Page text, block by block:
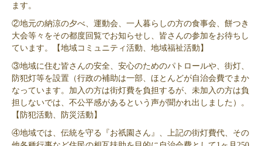
ます。
②地元の納涼の夕べ、運動会、一人暮らしの方の食事会、餅つき
大会等々をその都度回覧でお知らせし、皆さんの参加をお待ちし
ています。【地域コミュニティ活動、地域福祉活動】
③地域に住む皆さんの安全、安心のためのパトロールや、街灯、
防犯灯等を設置（行政の補助は一部、ほとんどが自治会費でまか
なっています。加入の方は街灯費を負担するが、未加入の方は負
担しないでは、不公平感があるという声が聞かれ出しました）。
【防犯活動、防災活動】
④地域では、伝統を守る『お祇園さん』、上記の街灯費代、その